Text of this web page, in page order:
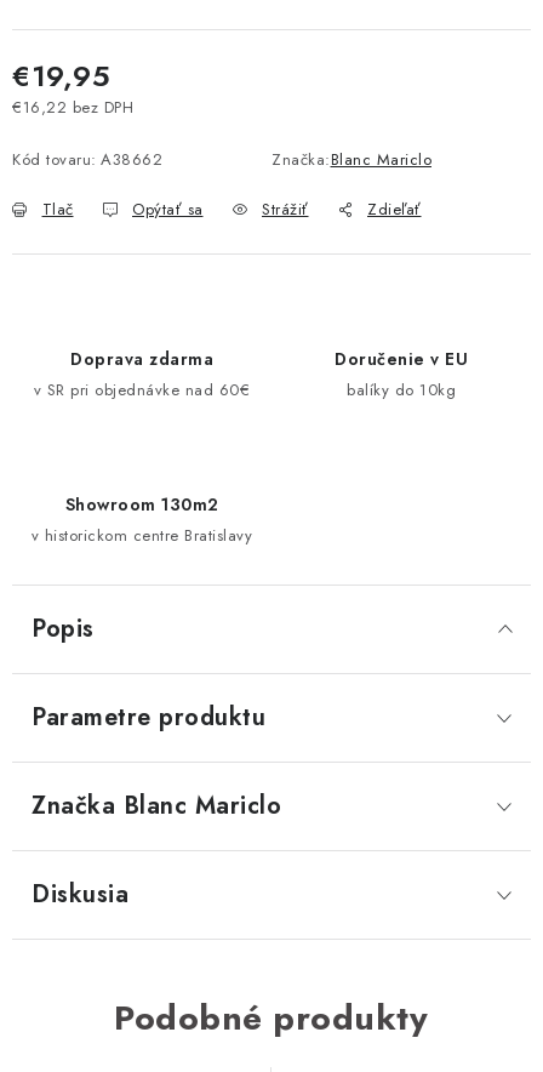
€19,95
€16,22 bez DPH
Kód tovaru: A38662 Značka:Blanc Mariclo
Tlač Opýtať sa Strážiť Zdieľať
Doprava zdarma
v SR pri objednávke nad 60€
Doručenie v EU
balíky do 10kg
Showroom 130m2
v historickom centre Bratislavy
Popis
Parametre produktu
Značka Blanc Mariclo
Diskusia
Podobné produkty